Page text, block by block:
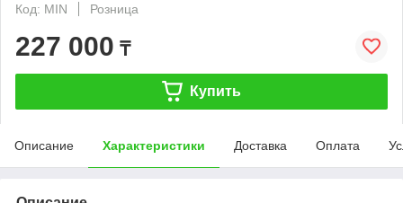
Код: MIN
Розница
227 000 ₸
Купить
Описание Характеристики Доставка Оплата